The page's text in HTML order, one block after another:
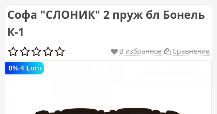
Софа "СЛОНИК" 2 пруж бл Бонель
К-1
В избранное Сравнение
0% 4 Luni